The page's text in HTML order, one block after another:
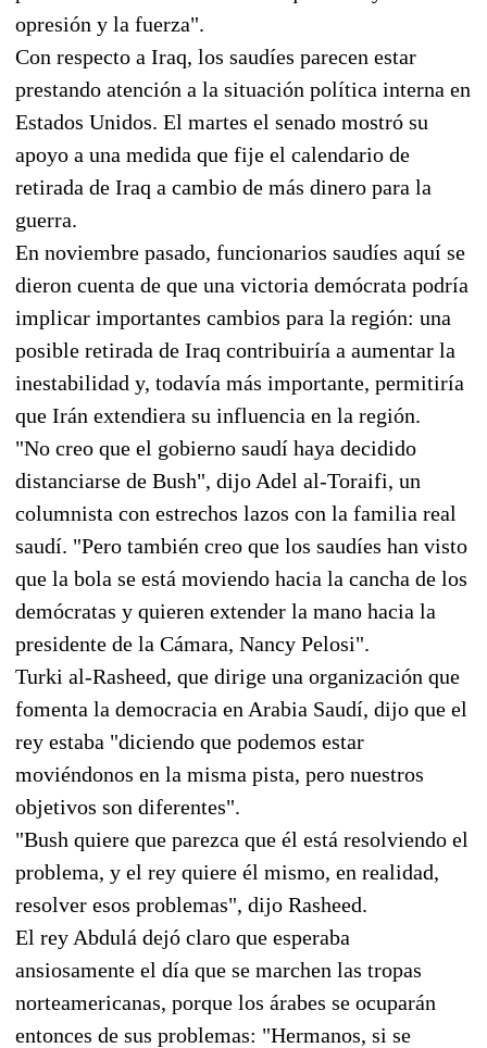
opresión y la fuerza".
Con respecto a Iraq, los saudíes parecen estar
prestando atención a la situación política interna en
Estados Unidos. El martes el senado mostró su
apoyo a una medida que fije el calendario de
retirada de Iraq a cambio de más dinero para la
guerra.
En noviembre pasado, funcionarios saudíes aquí se
dieron cuenta de que una victoria demócrata podría
implicar importantes cambios para la región: una
posible retirada de Iraq contribuiría a aumentar la
inestabilidad y, todavía más importante, permitiría
que Irán extendiera su influencia en la región.
"No creo que el gobierno saudí haya decidido
distanciarse de Bush", dijo Adel al-Toraifi, un
columnista con estrechos lazos con la familia real
saudí. "Pero también creo que los saudíes han visto
que la bola se está moviendo hacia la cancha de los
demócratas y quieren extender la mano hacia la
presidente de la Cámara, Nancy Pelosi".
Turki al-Rasheed, que dirige una organización que
fomenta la democracia en Arabia Saudí, dijo que el
rey estaba "diciendo que podemos estar
moviéndonos en la misma pista, pero nuestros
objetivos son diferentes".
"Bush quiere que parezca que él está resolviendo el
problema, y el rey quiere él mismo, en realidad,
resolver esos problemas", dijo Rasheed.
El rey Abdulá dejó claro que esperaba
ansiosamente el día que se marchen las tropas
norteamericanas, porque los árabes se ocuparán
entonces de sus problemas: "Hermanos, si se